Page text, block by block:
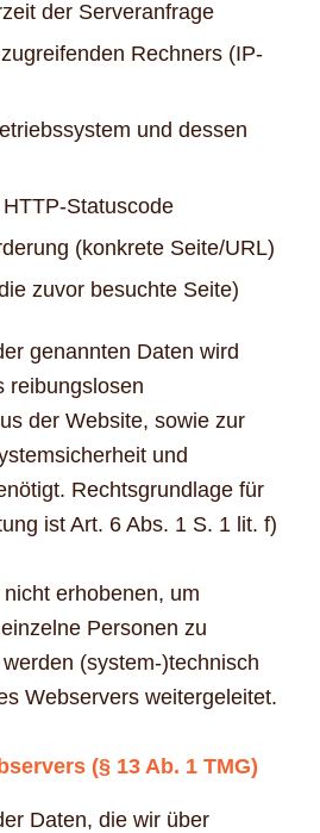
der Serveranfrage
Rechners (IP-
und dessen
Statuscode
(konkrete Seite/URL)
zuvor besuchte Seite)
genannten Daten wird
reibungslosen
der Website, sowie zur
und
Rechtsgrundlage für
ist Art. 6 Abs. 1 S. 1 lit. f)
erhobenen, um
Personen zu
(system-)technisch
Webservers weitergeleitet.
(§ 13 Ab. 1 TMG)
Daten, die wir über